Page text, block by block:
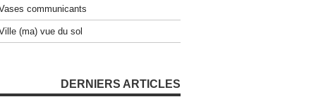
communicants
(ma) vue du sol
DERNIERS ARTICLES